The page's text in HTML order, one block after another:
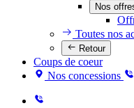
Nos
Toutes nos
Retour
Coups de coeur
Nos concessions